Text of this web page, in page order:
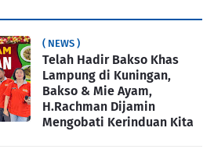
( NEWS )
Telah Hadir Bakso Khas
Lampung di Kuningan,
Bakso & Mie Ayam,
H.Rachman Dijamin
Mengobati Kerinduan Kita